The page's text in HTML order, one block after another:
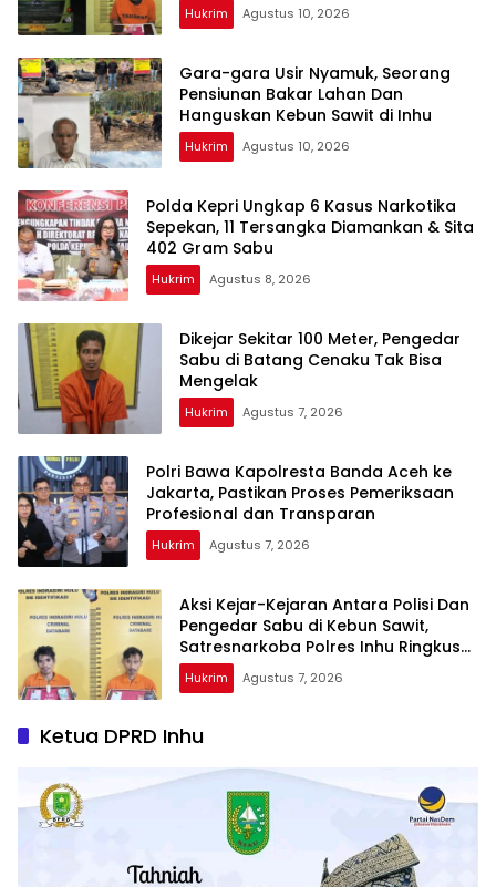
Hukrim Agustus 10, 2026
Gara-gara Usir Nyamuk, Seorang
Pensiunan Bakar Lahan Dan
Hanguskan Kebun Sawit di Inhu
Hukrim Agustus 10, 2026
Polda Kepri Ungkap 6 Kasus Narkotika
Sepekan, 11 Tersangka Diamankan & Sita
402 Gram Sabu
Hukrim Agustus 8, 2026
Dikejar Sekitar 100 Meter, Pengedar
Sabu di Batang Cenaku Tak Bisa
Hukrim Agustus 7, 2026
Polri Bawa Kapolresta Banda Aceh ke
Jakarta, Pastikan Proses Pemeriksaan
Profesional dan Transparan
Hukrim Agustus 7, 2026
Aksi Kejar-Kejaran Antara Polisi Dan
Pengedar Sabu di Kebun Sawit,
Satresnarkoba Polres Inhu Ringkus
Dua Pelaku
Hukrim Agustus 7, 2026
Ketua DPRD Inhu